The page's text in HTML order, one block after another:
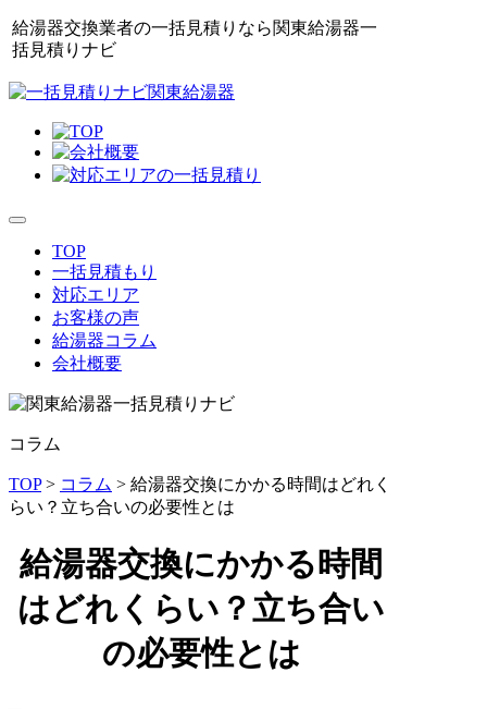
給湯器交換業者の一括見積りなら関東給湯器一
括見積りナビ
toggle
navigation
TOP
一括見積もり
対応エリア
お客様の声
給湯器コラム
会社概要
コラム
TOP> コラム > 給湯器交換にかかる時間はどれく
らい？立ち合いの必要性とは
給湯器交換にかかる時間
はどれくらい？立ち合い
の必要性とは